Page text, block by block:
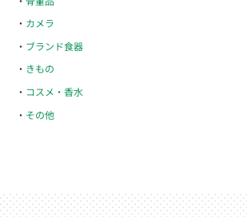
カメラ
ブランド食器
きもの
コスメ・香水
その他